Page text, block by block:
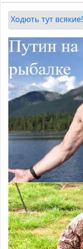
Ходють тут всякие!